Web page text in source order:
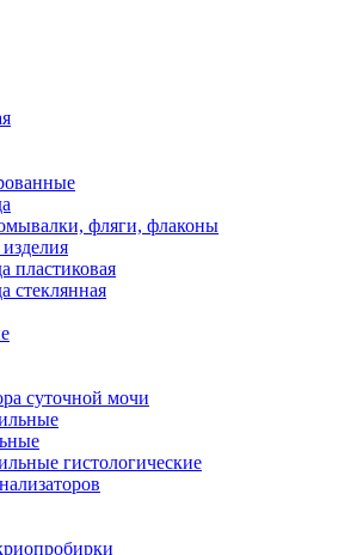
фляги, флаконы
пластиковая
стеклянная
суточной мочи
гистологические